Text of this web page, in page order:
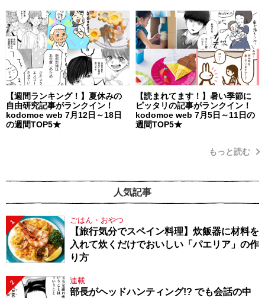
【週間ランキング！】夏休みの
自由研究記事がランクイン！
kodomoe web 7月12日～18日
の週間TOP5★
【読まれてます！】暑い季節に
ピッタリの記事がランクイン！
kodomoe web 7月5日～11日の
週間TOP5★
もっと読む
人気記事
1 ごはん・おやつ
【旅行気分でスペイン料理】炊飯器に材料を
入れて炊くだけでおいしい「パエリア」の作
り方
2 連載
部長がヘッドハンティング!? でも会話の中